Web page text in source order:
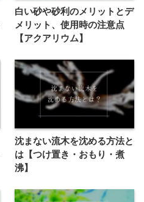
白い砂や砂利のメリットとデ
メリット、使用時の注意点
【アクアリウム】
沈まない流木を沈める方法と
は【つけ置き・おもり・煮
沸】